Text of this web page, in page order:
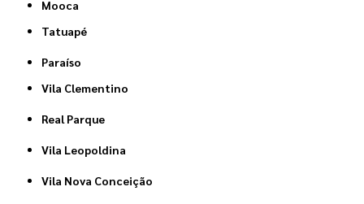
Mooca
Tatuapé
Paraíso
Vila Clementino
Real Parque
Vila Leopoldina
Vila Nova Conceição